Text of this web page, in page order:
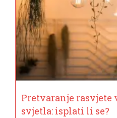
Pretvaranje rasvjete
svjetla: isplati li se?